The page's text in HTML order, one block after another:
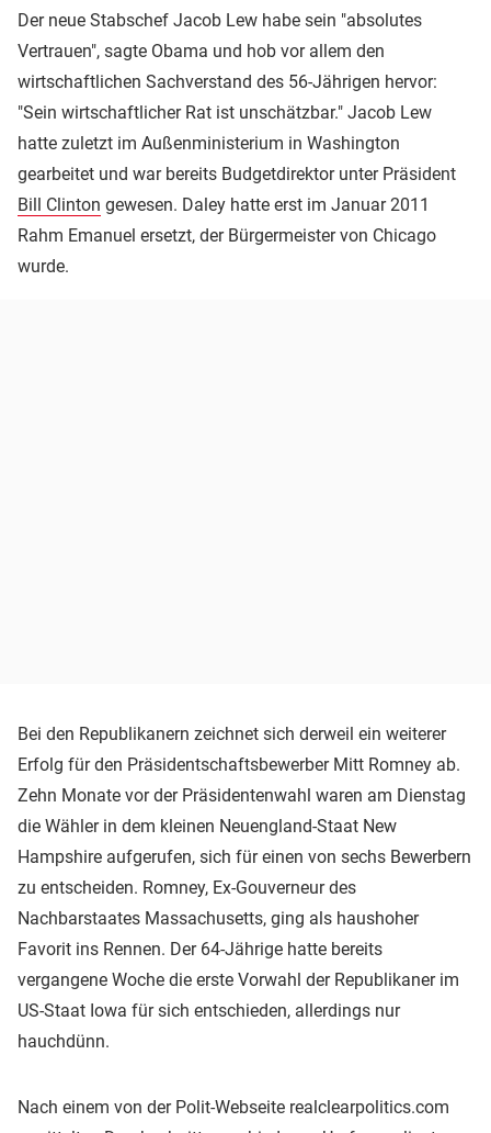
Der neue Stabschef Jacob Lew habe sein "absolutes
Vertrauen", sagte Obama und hob vor allem den
wirtschaftlichen Sachverstand des 56-Jährigen hervor:
"Sein wirtschaftlicher Rat ist unschätzbar." Jacob Lew
hatte zuletzt im Außenministerium in Washington
gearbeitet und war bereits Budgetdirektor unter Präsident
Bill Clinton gewesen. Daley hatte erst im Januar 2011
Rahm Emanuel ersetzt, der Bürgermeister von Chicago
wurde.
Bei den Republikanern zeichnet sich derweil ein weiterer
Erfolg für den Präsidentschaftsbewerber Mitt Romney ab.
Zehn Monate vor der Präsidentenwahl waren am Dienstag
die Wähler in dem kleinen Neuengland-Staat New
Hampshire aufgerufen, sich für einen von sechs Bewerbern
zu entscheiden. Romney, Ex-Gouverneur des
Nachbarstaates Massachusetts, ging als haushoher
Favorit ins Rennen. Der 64-Jährige hatte bereits
vergangene Woche die erste Vorwahl der Republikaner im
US-Staat Iowa für sich entschieden, allerdings nur
hauchdünn.
Nach einem von der Polit-Webseite realclearpolitics.com